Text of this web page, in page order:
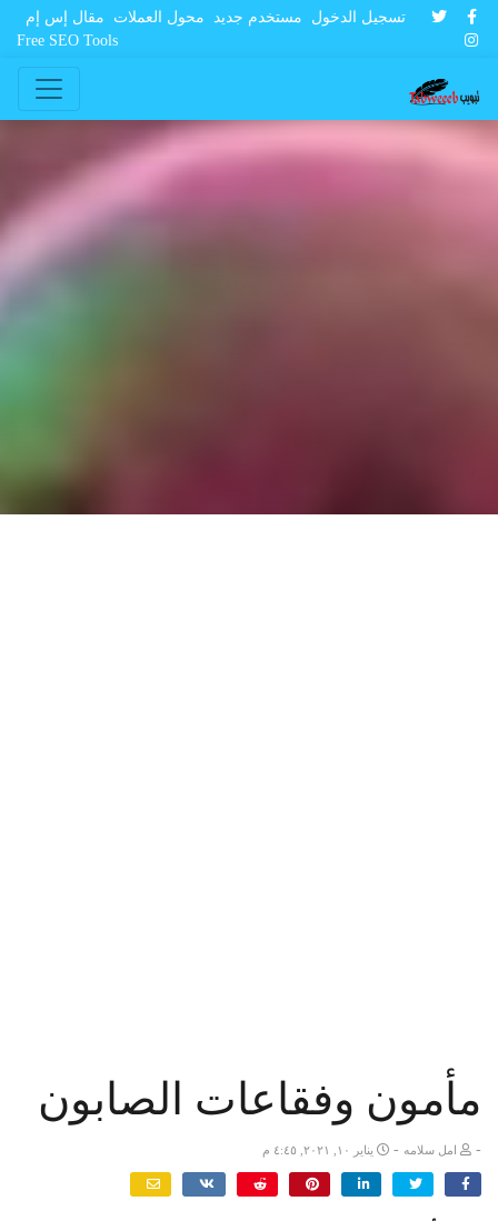
تسجيل الدخول مستخدم جديد محول العملات
مقال إس إم
Free SEO Tools
مأمون وفقاعات الصابون
- امل سلامه - يناير ١٠, ٢٠٢١, ٤:٤٥ م